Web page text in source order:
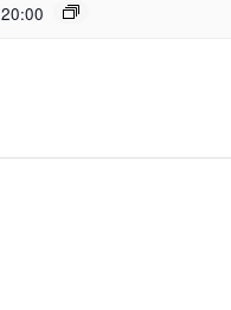
20:00